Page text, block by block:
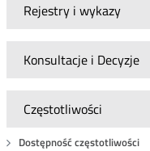
Rejestry i wykazy
Konsultacje i Decyzje
Częstotliwości
Dostępność częstotliwości